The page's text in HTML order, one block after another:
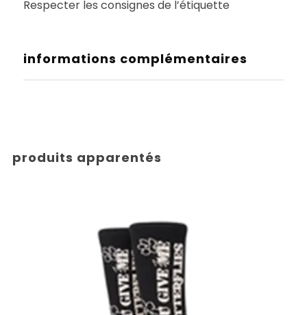
Respecter les consignes de l’étiquette
informations complémentaires
produits apparentés